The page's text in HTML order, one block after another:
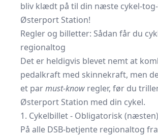
bliv klædt på til din næste cykel-
Østerport Station!
Regler og billetter: Sådan får du
regionaltog
Det er heldigvis blevet nemt at
pedalkraft med skinnekraft, men
et parmust-know regler, før du
Østerport Station med din cykel.
1. Cykelbillet - Obligatorisk
På alle DSB-betjente regionaltog